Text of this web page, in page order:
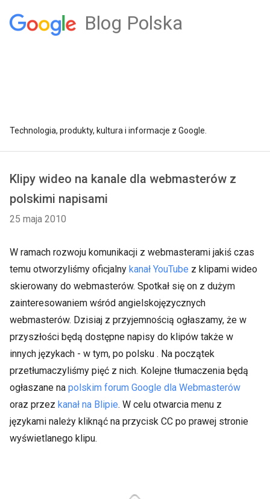
Blog Polska
Technologia, produkty, kultura i informacje z Google.
Klipy wideo na kanale dla webmasterów z
polskimi napisami
25 maja 2010
W ramach rozwoju komunikacji z webmasterami jakiś czas
temu otworzyliśmy oficjalny kanał YouTube z klipami wideo
skierowany do webmasterów. Spotkał się on z dużym
zainteresowaniem wśród angielskojęzycznych
webmasterów. Dzisiaj z przyjemnością ogłaszamy, że w
przyszłości będą dostępne napisy do klipów także w
innych językach - w tym, po polsku . Na początek
przetłumaczyliśmy pięć z nich. Kolejne tłumaczenia będą
ogłaszane na polskim forum Google dla Webmasterów
oraz przez kanał na Blipie. W celu otwarcia menu z
językami należy kliknąć na przycisk CC po prawej stronie
wyświetlanego klipu.